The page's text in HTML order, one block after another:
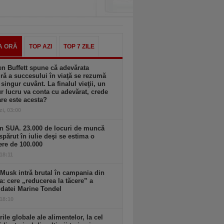
ORĂ TOP AZI TOP 7 ZILE
Buffett spune că adevărata
a succesului în viaţă se rezumă
cuvânt. La finalul vieţii, un
lucru va conta cu adevărat, crede
este acesta?
03:00
SUA. 23.000 de locuri de muncă
în iulie deşi se estima o
de 100.000
intră brutal în campania din
cere „reducerea la tăcere” a
Marine Tondel
globale ale alimentelor, la cel